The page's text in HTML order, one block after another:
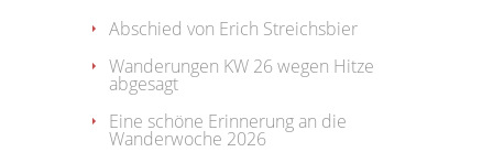
Abschied von Erich Streichsbier
Wanderungen KW 26 wegen Hitze
abgesagt
Eine schöne Erinnerung an die
Wanderwoche 2026